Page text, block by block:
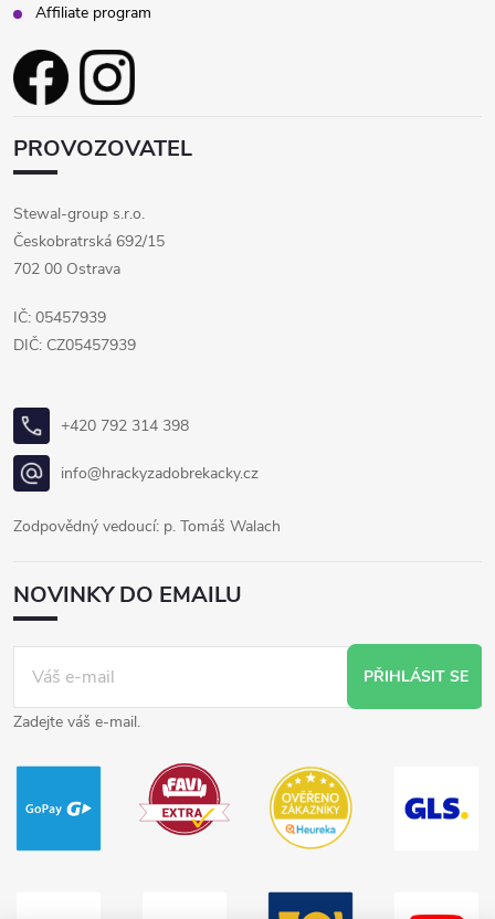
Affiliate program
PROVOZOVATEL
Stewal-group s.r.o.
Českobratrská 692/15
702 00 Ostrava
IČ: 05457939
DIČ: CZ05457939
+420 792 314 398
info@hrackyzadobrekacky.cz
Zodpovědný vedoucí: p. Tomáš Walach
NOVINKY DO EMAILU
PŘIHLÁSIT SE
Zadejte váš e-mail.